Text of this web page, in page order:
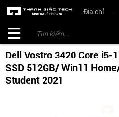
Địa chỉ
Dell Vostro 3420 Core i5-
SSD 512GB/ Win11
Student 2021